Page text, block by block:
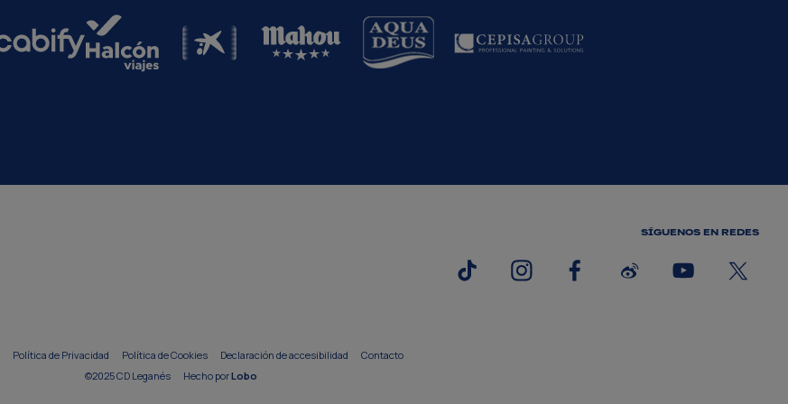
SÍGUENOS EN REDES
Política de Privacidad Política de Cookies Declaración de accesibilidad
Contacto
©2025 CD Leganés
Hecho porLobo